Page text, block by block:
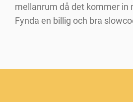
mellanrum då det kommer in
Fynda en billig och bra